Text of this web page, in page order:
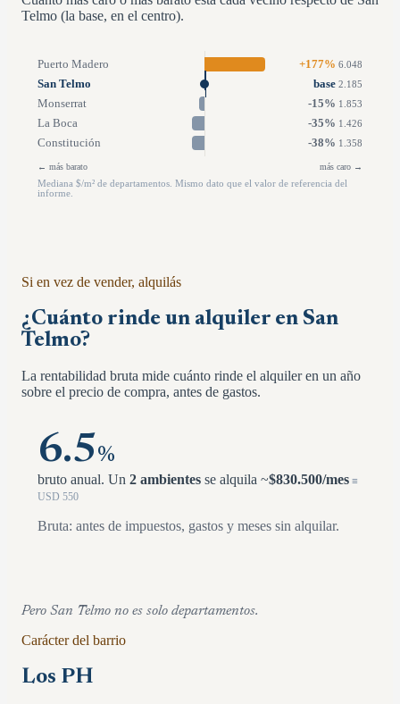
Telmo (la base, en el centro).
Puerto Madero +177% 6.048
San Telmo base 2.185
Monserrat -15% 1.853
La Boca -35% 1.426
Constitución -38% 1.358
← más barato
más caro →
Mediana $/m² de departamentos. Mismo dato que el valor de referencia del
informe.
Si en vez de vender, alquilás
¿Cuánto rinde un alquiler en San
Telmo?
La rentabilidad bruta mide cuánto rinde el alquiler en un año
sobre el precio de compra, antes de gastos.
6.5 %
bruto anual. Un 2 ambientes se alquila ~$830.500/mes ≡
USD 550
Bruta: antes de impuestos, gastos y meses sin alquilar.
Pero San Telmo no es solo departamentos.
Carácter del barrio
Los PH